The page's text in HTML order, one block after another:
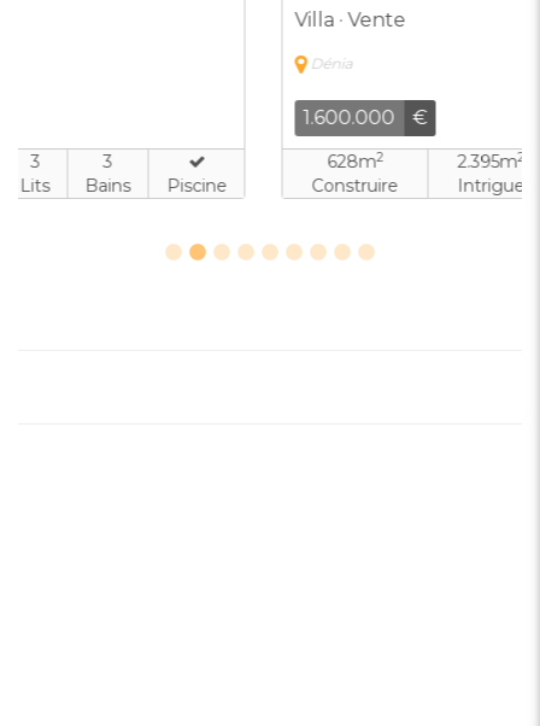
628m
Construire Intrigue
4
Lits
Bains